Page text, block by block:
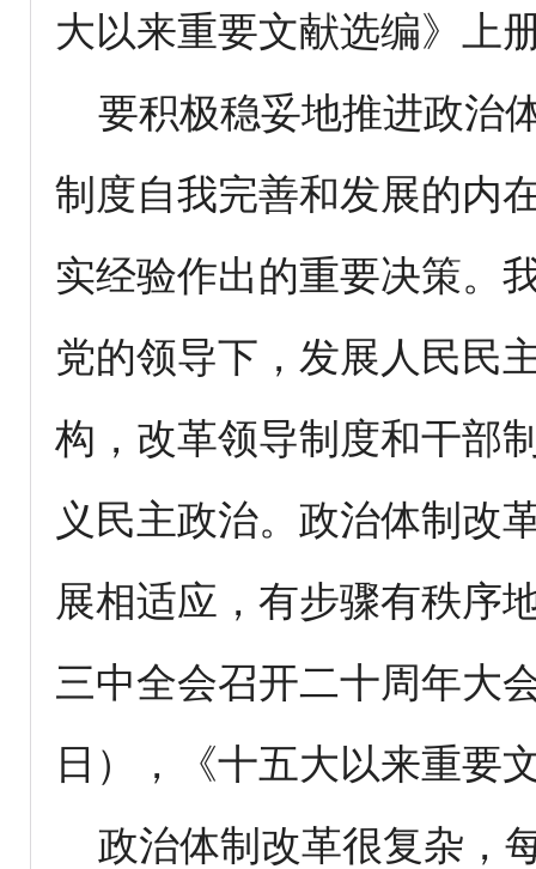
大以来重要文献选编》上
要积极稳妥地推进政治
制度自我完善和发展的内
实经验作出的重要决策。
党的领导下，发展人民民
构，改革领导制度和干部
义民主政治。政治体制改
展相适应，有步骤有秩序
三中全会召开二十周年大
日），《十五大以来重要
政治体制改革很复杂，